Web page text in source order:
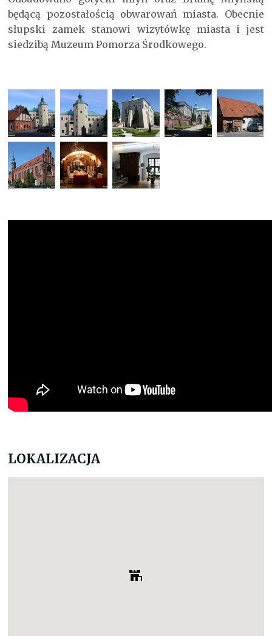
będącą pozostałością obwarowań miasta. Obecnie
słupski zamek stanowi wizytówkę miasta i jest
siedzibą Muzeum Pomorza Środkowego.
LOKALIZACJA